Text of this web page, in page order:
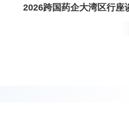
2026跨国药企大湾区行座